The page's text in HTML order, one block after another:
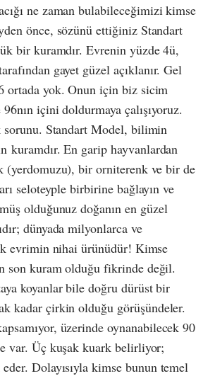
ne zaman bulabileceğimizi kimse
önce, sözünü ettiğiniz Standart
bir kuramdır. Evrenin yüzde 4ü,
gayet güzel açıklanır. Gel
ortada yok. Onun için biz sicim
içini doldurmaya çalışıyoruz.
Standart Model, bilimin
kuramdır. En garip hayvanlardan
(yerdomuzu), bir orniterenk ve bir de
seloteyple birbirine bağlayın ve
olduğunuz doğanın en güzel
dünyada milyonlarca ve
evrimin nihai ürünüdür! Kimse
son kuram olduğu fikrinde değil.
koyanlar bile doğru dürüst bir
kadar çirkin olduğu görüşündeler.
üzerinde oynanabilecek 90
var. Üç kuşak kuark belirliyor;
Dolayısıyla kimse bunun temel